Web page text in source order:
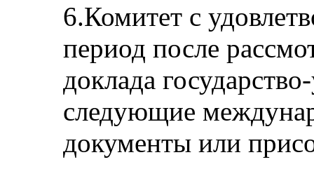
6.Комитет с
период после
доклада
следующие
документы или